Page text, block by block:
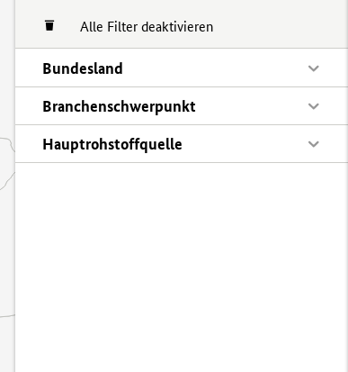
Alle Filter deaktivieren
Bundesland
Branchenschwerpunkt
Hauptrohstoffquelle